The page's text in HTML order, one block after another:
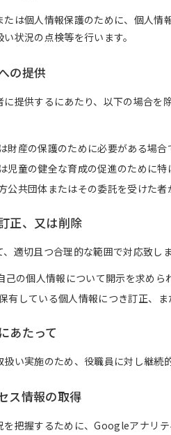
は個人情報保護のために、個人
状況の点検等を行います。
の提供
提供するにあたり、以下の場合を
財産の保護のために必要がある場
児童の健全な育成の促進のために
公共団体またはその委託を受けた
正、又は削除
適切且つ合理的な範囲で対応致しま
己の個人情報について開示を求めら
有している個人情報につき訂正、
あたって
い実施のため、役職員に対し継続
ス情報の取得
を把握するために、Googleアナリ